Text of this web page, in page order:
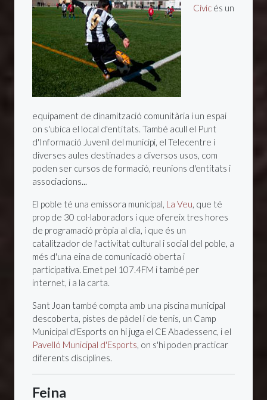
Cívic és un
equipament de dinamització comunitària i un espai
on s'ubica el local d'entitats. També acull el Punt
d'Informació Juvenil del municipi, el Telecentre i
diverses aules destinades a diversos usos, com
poden ser cursos de formació, reunions d'entitats i
associacions...
El poble té una emissora municipal, La Veu, que té
prop de 30 col·laboradors i que ofereix tres hores
de programació pròpia al dia, i que és un
catalitzador de l'activitat cultural i social del poble, a
més d'una eina de comunicació oberta i
participativa. Emet pel 107.4FM i també per
internet, i a la carta.
Sant Joan també compta amb una piscina municipal
descoberta, pistes de pàdel i de tenis, un Camp
Municipal d'Esports on hi juga el CE Abadessenc, i el
Pavelló Municipal d'Esports, on s'hi poden practicar
diferents disciplines.
Feina